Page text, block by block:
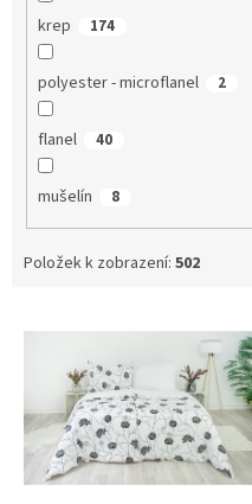
krep 174
polyester - microflanel 2
flanel 40
mušelín 8
Položek k zobrazení: 502
p